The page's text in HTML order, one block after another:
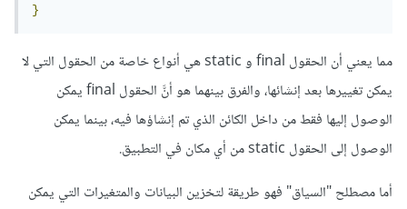
}
مما يعني أن الحقول final و static هي أنواع خاصة من الحقول التي لا
يمكن تغييرها بعد إنشائها، والفرق بينهما هو أنَّ الحقول final يمكن
الوصول إليها فقط من داخل الكائن الذي تم إنشاؤها فيه، بينما يمكن
الوصول إلى الحقول static من أي مكان في التطبيق.
أما مصطلح "السياق" فهو طريقة لتخزين البيانات والمتغيرات التي يمكن